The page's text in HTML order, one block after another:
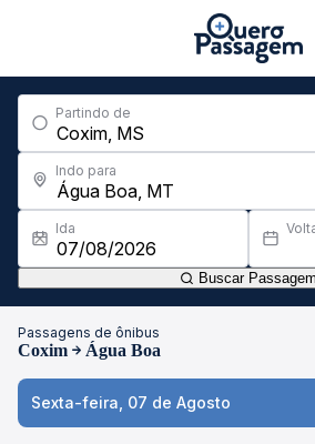
Partindo de
Indo para
Ida
Buscar Passagem
Passagens de ônibus
Coxim Água Boa
Sexta-feira, 07 de Agosto